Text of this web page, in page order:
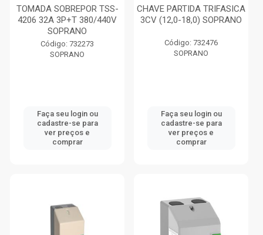
TOMADA SOBREPOR TSS-
4206 32A 3P+T 380/440V
SOPRANO
Código: 732273
SOPRANO
Faça seu login ou
cadastre-se para
ver preços e
comprar
CHAVE PARTIDA TRIFASICA
3CV (12,0-18,0) SOPRANO
Código: 732476
SOPRANO
Faça seu login ou
cadastre-se para
ver preços e
comprar